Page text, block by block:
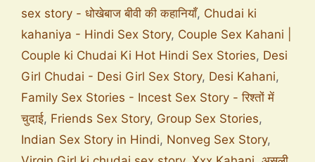
sex story - धोखेबाज बीवी की कहानियाँ, Chudai ki
kahaniya - Hindi Sex Story, Couple Sex Kahani |
Couple ki Chudai Ki Hot Hindi Sex Stories, Desi
Girl Chudai - Desi Girl Sex Story, Desi Kahani,
Family Sex Stories - Incest Sex Story - रिश्तों में
चुदाई, Friends Sex Story, Group Sex Stories,
Indian Sex Story in Hindi, Nonveg Sex Story,